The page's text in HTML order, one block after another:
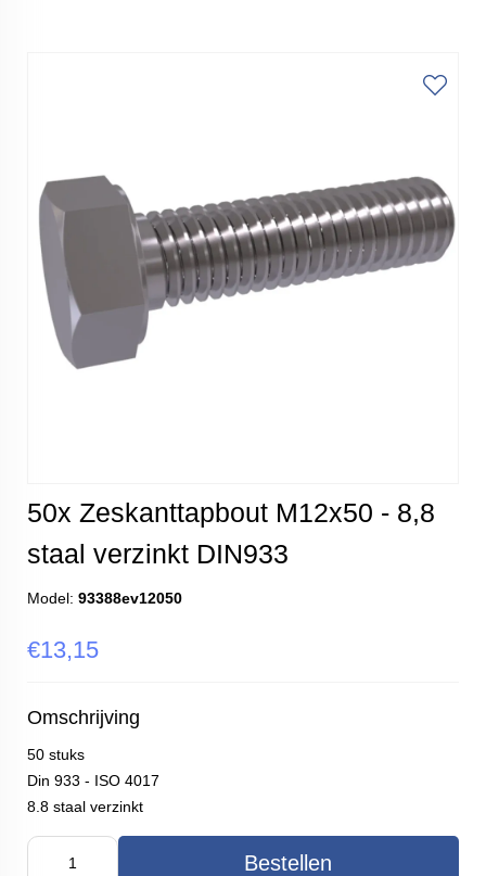
50x Zeskanttapbout M12x50 - 8,8
staal verzinkt DIN933
Model: 93388ev12050
€13,15
Omschrijving
50 stuks
Din 933 - ISO 4017
8.8 staal verzinkt
Bestellen